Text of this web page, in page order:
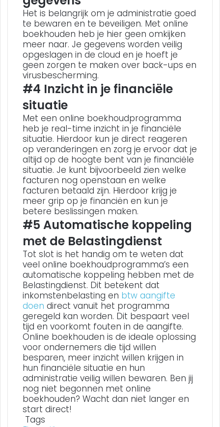
Het is belangrijk om je administratie goed
te bewaren en te beveiligen. Met online
boekhouden heb je hier geen omkijken
meer naar. Je gegevens worden veilig
opgeslagen in de cloud en je hoeft je
geen zorgen te maken over back-ups en
virusbescherming.
#4 Inzicht in je financiële
situatie
Met een online boekhoudprogramma
heb je real-time inzicht in je financiële
situatie. Hierdoor kun je direct reageren
op veranderingen en zorg je ervoor dat je
altijd op de hoogte bent van je financiële
situatie. Je kunt bijvoorbeeld zien welke
facturen nog openstaan en welke
facturen betaald zijn. Hierdoor krijg je
meer grip op je financiën en kun je
betere beslissingen maken.
#5 Automatische koppeling
met de Belastingdienst
Tot slot is het handig om te weten dat
veel online boekhoudprogramma’s een
automatische koppeling hebben met de
Belastingdienst. Dit betekent dat
inkomstenbelasting en btw aangifte
doen direct vanuit het programma
geregeld kan worden. Dit bespaart veel
tijd en voorkomt fouten in de aangifte.
Online boekhouden is de ideale oplossing
voor ondernemers die tijd willen
besparen, meer inzicht willen krijgen in
hun financiële situatie en hun
administratie veilig willen bewaren. Ben jij
nog niet begonnen met online
boekhouden? Wacht dan niet langer en
start direct!
Tags